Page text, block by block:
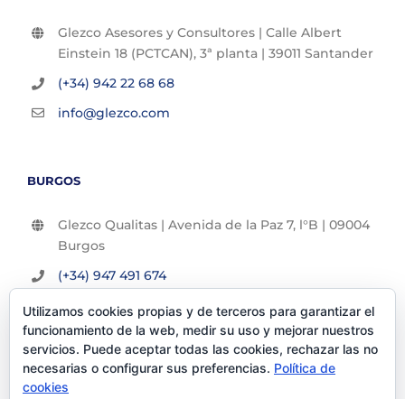
Glezco Asesores y Consultores | Calle Albert
Einstein 18 (PCTCAN), 3ª planta | 39011 Santander
(+34) 942 22 68 68
info@glezco.com
BURGOS
Glezco Qualitas | Avenida de la Paz 7, l°B | 09004
Burgos
(+34) 947 491 674
info@glezco.com
Utilizamos cookies propias y de terceros para garantizar el
funcionamiento de la web, medir su uso y mejorar nuestros
servicios. Puede aceptar todas las cookies, rechazar las no
necesarias o configurar sus preferencias. Política de
cookies